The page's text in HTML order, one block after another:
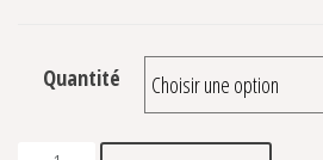
Quantité